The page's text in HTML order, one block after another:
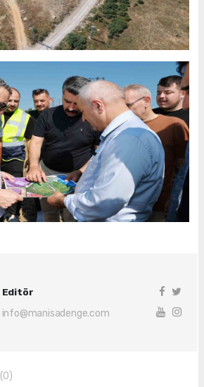
Editör
info@manisadenge.com
(0)